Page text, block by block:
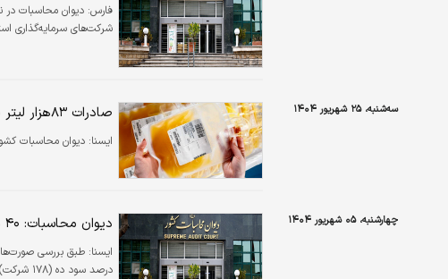
فارس: دیوان محاسبات در
شرکت‌های سرمایه‌گذاری
سه‌شنبه، ۲۵ شهریور ۱۴۰۴ صادرات ۸۳هزار لیتر پلاسمای خون از ایران/ دیوان محاسبات ورود کرد
ايسنا: دیوان محاسبات
چهارشنبه، ۰۵ شهریور ۱۴۰۴ دیوان محاسبات: ۴۰ درصد شرکت‌های دولتی زیان‌ده هستند
ايسنا:
درصد سود ده (۱۷۸ شرکت)، ۴۰ درصد زیان‌ده (۱۳۸ شرکت) و مابقی سربه‌سر یا در حال تصفیه بوده‌اند.